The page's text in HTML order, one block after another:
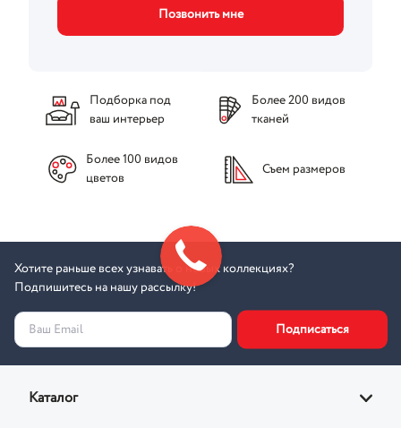
Позвонить мне
Подборка под
ваш интерьер
Более 200 видов
тканей
Более 100 видов
цветов
Съем размеров
Хотите раньше всех узнавать о новых коллекциях?
Подпишитесь на нашу рассылку!
Ваш Email Подписаться
Каталог